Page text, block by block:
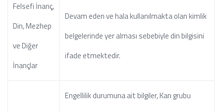
Felsefi İnanç,
Din, Mezhep
ve Diğer
İnançlar
Devam eden ve hala kullanılmakta olan kimlik
belgelerinde yer alması sebebiyle din bilgisini
ifade etmektedir.
Engellilik durumuna ait bilgiler, Kan grubu